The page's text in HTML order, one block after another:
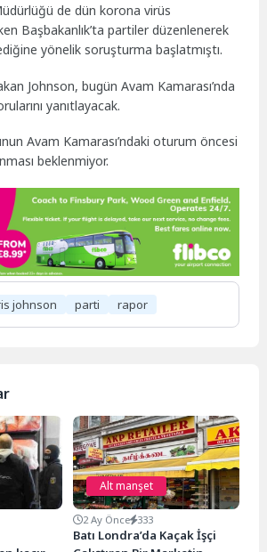
de dün korona virüs
Başbakanlık’ta partiler düzenlenerek
yönelik soruşturma başlatmıştı.
Johnson, bugün Avam Kamarası’nda
yanıtlayacak.
Avam Kamarası’ndaki oturum öncesi
beklenmiyor.
johnson parti rapor
Alt manşet
2 Ay Önce 333
Batı Londra’da Kaçak İşçi